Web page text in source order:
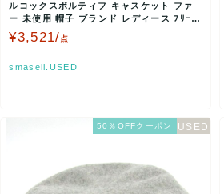
ルコックスポルティフ キャスケット ファ
ー 未使用 帽子 ブランド レディース ﾌﾘｰサ
イズ ベージ…
¥3,521/点
smasell.USED
50％OFFクーポン